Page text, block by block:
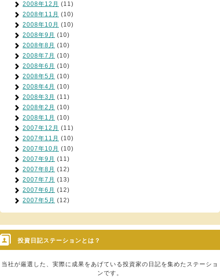
2008年12月 (11)
2008年11月 (10)
2008年10月 (10)
2008年9月 (10)
2008年8月 (10)
2008年7月 (10)
2008年6月 (10)
2008年5月 (10)
2008年4月 (10)
2008年3月 (11)
2008年2月 (10)
2008年1月 (10)
2007年12月 (11)
2007年11月 (10)
2007年10月 (10)
2007年9月 (11)
2007年8月 (12)
2007年7月 (13)
2007年6月 (12)
2007年5月 (12)
投資日記ステーションとは？
当社が厳選した、実際に成果をあげている投資家の日記を集めたステーショ
ンです。